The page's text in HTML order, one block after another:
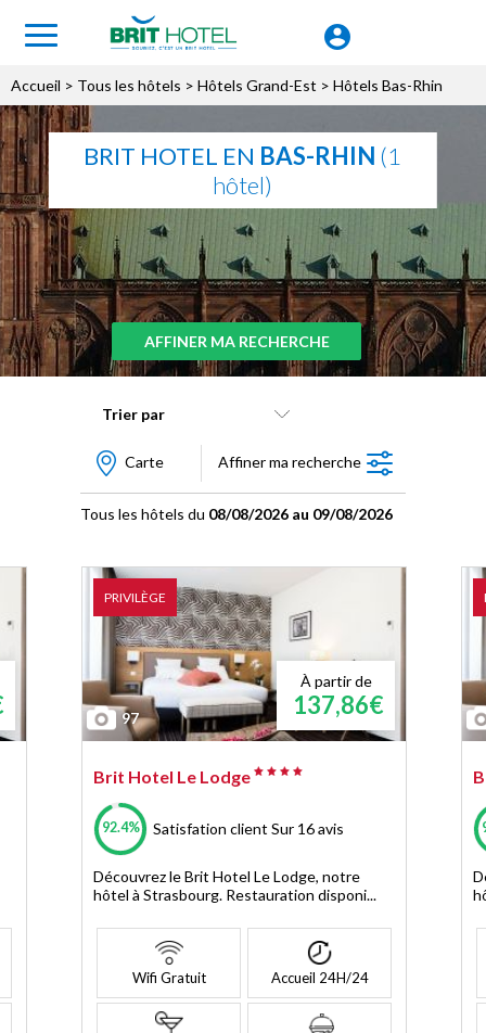
Accueil > Tous les hôtels > Hôtels Grand-Est > Hôtels Bas-Rhin
BRIT HOTEL EN BAS-RHIN (1
hôtel)
AFFINER MA RECHERCHE
Trier par
Carte Affiner ma recherche
Tous les hôtels du 08/08/2026 au 09/08/2026
À partir de
137,86€
PRIVILÈGE
97
Brit Hotel Le Lodge
92.4% Satisfation client Sur 16 avis
Découvrez le Brit Hotel Le Lodge, notre
hôtel à Strasbourg. Restauration disponi...
Wifi Gratuit Accueil 24H/24